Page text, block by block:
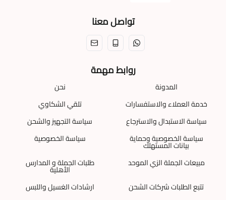
تواصل معنا
روابط مهمة
المدونة
نحن
خدمة العملاء والاستفسارات
تلقي الشكاوي
سياسة الاستبدال والاسترجاع
سياسة التجهيز والشحن
سياسة الخصوصية وحماية
بيانات المستهلك
سياسة الخصوصية
مبيعات الجملة الزي الموحد
طلبات الجملة و المدارس
الأهلية
تتبع الطلبات شركات الشحن
ارشادات الغسيل واللبس